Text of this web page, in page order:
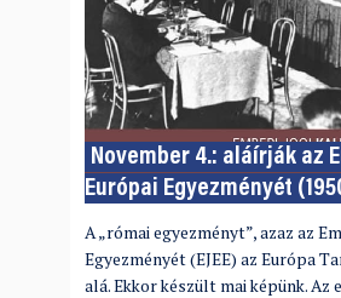
November 4.: aláírják az
Európai Egyezményét
A „római egyezményt”, azaz az
Egyezményét (EJEE) az Európa
alá. Ekkor készült mai képünk. Az